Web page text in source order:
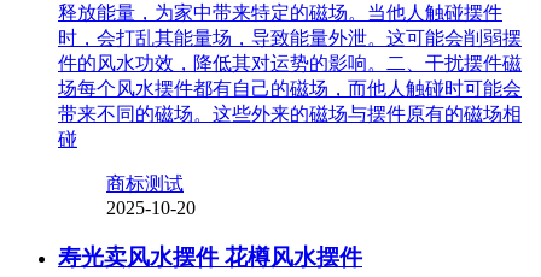
释放能量，为家中带来特定的磁场。当他人触碰摆件
时，会打乱其能量场，导致能量外泄。这可能会削弱摆
件的风水功效，降低其对运势的影响。二、干扰摆件磁
场每个风水摆件都有自己的磁场，而他人触碰时可能会
带来不同的磁场。这些外来的磁场与摆件原有的磁场相
碰
商标测试
2025-10-20
寿光卖风水摆件 花樽风水摆件